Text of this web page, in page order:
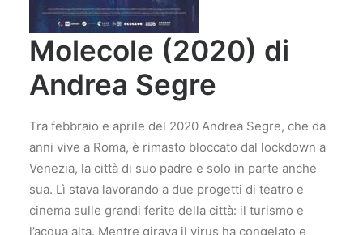
Molecole (2020) di
Andrea Segre
Tra febbraio e aprile del 2020 Andrea Segre, che da
anni vive a Roma, è rimasto bloccato dal lockdown a
Venezia, la città di suo padre e solo in parte anche
sua. Lì stava lavorando a due progetti di teatro e
cinema sulle grandi ferite della città: il turismo e
l’acqua alta. Mentre girava il virus ha congelato e